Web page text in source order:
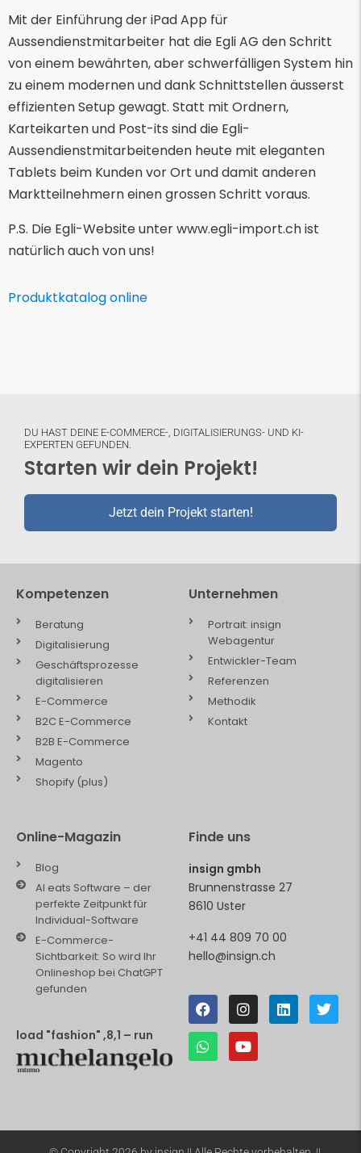
Mit der Einführung der iPad App für
Aussendienstmitarbeiter hat die Egli AG den Schritt
von einem bewährten, aber schwerfälligen System hin
zu einem modernen und dank Schnittstellen äusserst
effizienten Setup gewagt. Statt mit Ordnern,
Karteikarten und Post-its sind die Egli-
Aussendienstmitarbeitenden heute mit eleganten
Tablets beim Kunden vor Ort und damit anderen
Marktteilnehmern einen grossen Schritt voraus.
P.S. Die Egli-Website unter www.egli-import.ch ist
natürlich auch von uns!
Produktkatalog online
DU HAST DEINE E-COMMERCE-, DIGITALISIERUNGS- UND KI-
EXPERTEN GEFUNDEN.
Starten wir dein Projekt!
Jetzt dein Projekt starten!
Kompetenzen
Beratung
Digitalisierung
Geschäftsprozesse
digitalisieren
E-Commerce
B2C E-Commerce
B2B E-Commerce
Magento
Shopify (plus)
Unternehmen
Portrait: insign
Webagentur
Entwickler-Team
Referenzen
Methodik
Kontakt
Online-Magazin
Blog
AI eats Software – der
perfekte Zeitpunkt für
Individual-Software
E-Commerce-
Sichtbarkeit: So wird Ihr
Onlineshop bei ChatGPT
gefunden
load "fashion" ,8,1 – run
Finde uns
insign gmbh
Brunnenstrasse 27
8610 Uster
+41 44 809 70 00
hello@insign.ch